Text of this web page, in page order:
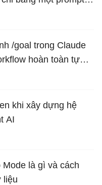
/goal trong Claude
hoàn toàn tự
khi xây dựng hệ
AI
Mode là gì và cách
liệu